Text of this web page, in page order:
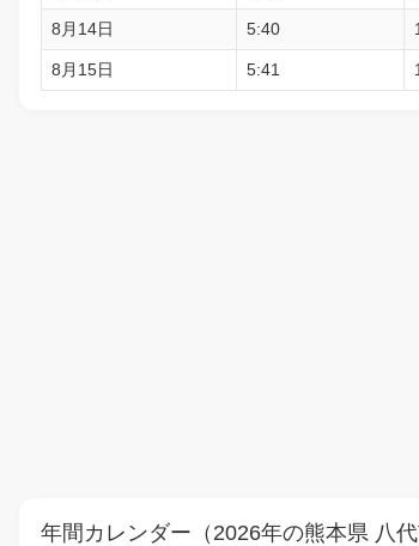
8月14日 5:40
8月15日 5:41
年間カレンダー（2026年の熊本県 八代